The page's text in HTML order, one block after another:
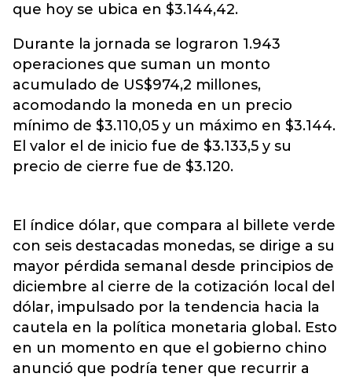
que hoy se ubica en $3.144,42.
Durante la jornada se lograron 1.943
operaciones que suman un monto
acumulado de US$974,2 millones,
acomodando la moneda en un precio
mínimo de $3.110,05 y un máximo en $3.144.
El valor el de inicio fue de $3.133,5 y su
precio de cierre fue de $3.120.
El índice dólar, que compara al billete verde
con seis destacadas monedas, se dirige a su
mayor pérdida semanal desde principios de
diciembre al cierre de la cotización local del
dólar, impulsado por la tendencia hacia la
cautela en la política monetaria global. Esto
en un momento en que el gobierno chino
anunció que podría tener que recurrir a